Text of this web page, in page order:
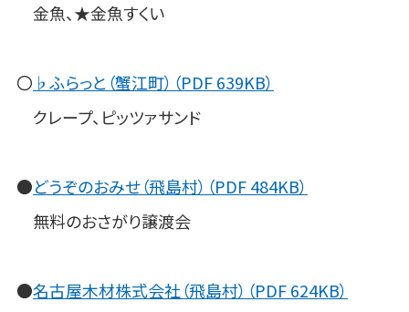
金魚、★金魚すくい
〇 ♭ふらっと（蟹江町）（PDF 639KB）
クレープ、ピッツァサンド
●どうぞのおみせ（飛島村）（PDF 484KB）
無料のおさがり譲渡会
●名古屋木材株式会社（飛島村）（PDF 624KB）